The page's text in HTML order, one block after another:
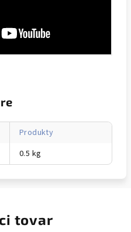
Produkty
0.5 kg
tovar